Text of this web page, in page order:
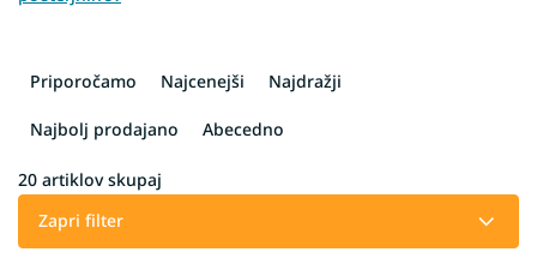
š
Priporočamo Najcenejši Najdražji
Najbolj prodajano Abecedno
20 artiklov skupaj
Zapri filter